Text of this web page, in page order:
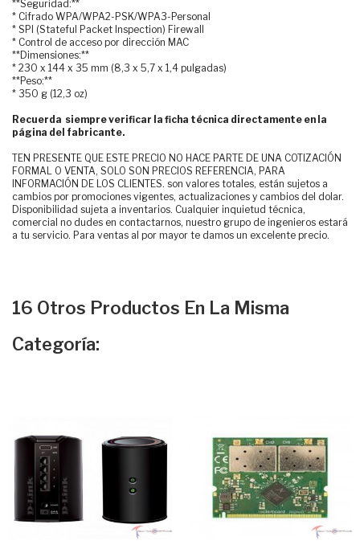
**Seguridad:**
* Cifrado WPA/WPA2-PSK/WPA3-Personal
* SPI (Stateful Packet Inspection) Firewall
* Control de acceso por dirección MAC
**Dimensiones:**
* 230 x 144 x 35 mm (8,3 x 5,7 x 1,4 pulgadas)
**Peso:**
* 350 g (12,3 oz)
Recuerda siempre verificar la ficha técnica directamente en la
página del fabricante.
TEN PRESENTE QUE ESTE PRECIO NO HACE PARTE DE UNA COTIZACIÓN
FORMAL O VENTA, SOLO SON PRECIOS REFERENCIA, PARA
INFORMACIÓN DE LOS CLIENTES. son valores totales, están sujetos a
cambios por promociones vigentes, actualizaciones y cambios del dolar.
Disponibilidad sujeta a inventarios. Cualquier inquietud técnica,
comercial no dudes en contactarnos, nuestro grupo de ingenieros estará
a tu servicio. Para ventas al por mayor te damos un excelente precio.
16 Otros Productos En La Misma
Categoría: